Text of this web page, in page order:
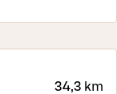
34,3 km